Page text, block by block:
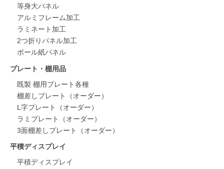
等身大パネル
アルミフレーム加工
ラミネート加工
2つ折りパネル加工
ボール紙パネル
プレート・棚用品
既製 棚用プレート各種
棚差しプレート（オーダー）
L字プレート（オーダー）
ラミプレート（オーダー）
3面棚差しプレート（オーダー）
平積ディスプレイ
平積ディスプレイ